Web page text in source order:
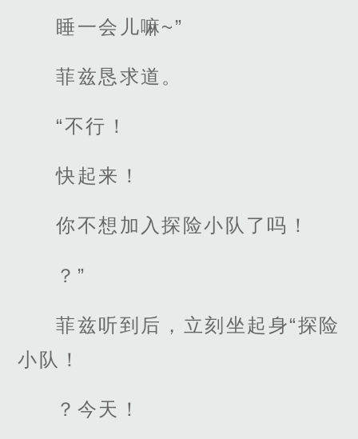
睡一会儿嘛~”
菲兹恳求道。
“不行！
快起来！
你不想加入探险小队了吗！
？”
菲兹听到后，立刻坐起身“探险
小队！
？今天！